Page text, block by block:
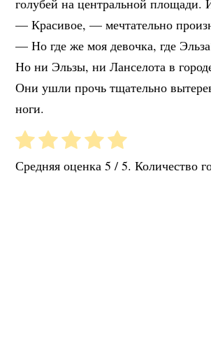
голубей на центральной площади.
— Красивое, — мечтательно
— Но где же моя девочка, где
Но ни Эльзы, ни Ланселота в
Они ушли прочь тщательно
ноги.
Средняя оценка5 / 5. Количество